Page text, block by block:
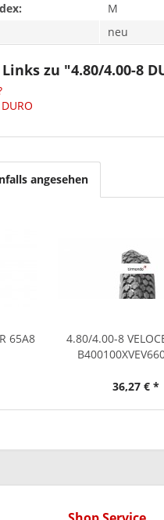
M
neu
zu "4.80/4.00-8
angesehen
65A8
4.80/4.00-8
36,27 € *